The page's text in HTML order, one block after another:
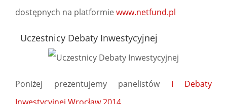
dostępnych na platformie www.netfund.pl
Uczestnicy Debaty Inwestycyjnej
Poniżej prezentujemy panelistówI Debaty